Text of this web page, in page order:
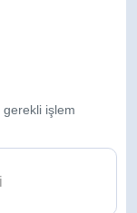
işlem